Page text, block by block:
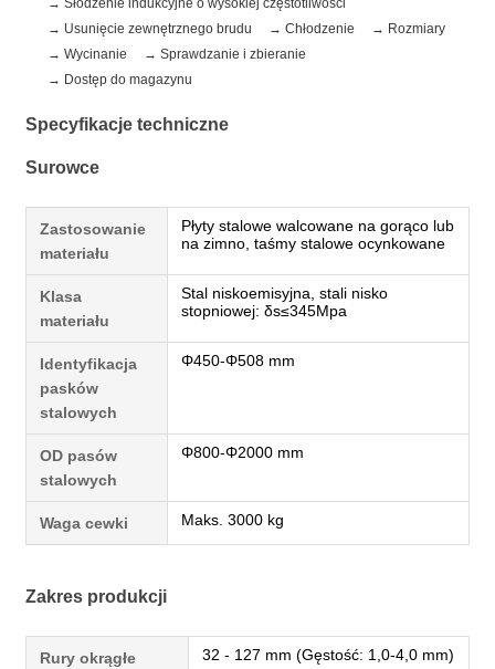
Słodzenie indukcyjne o wysokiej częstotliwości
Usunięcie zewnętrznego brudu
Chłodzenie
Rozmiary
Wycinanie
Sprawdzanie i zbieranie
Dostęp do magazynu
Specyfikacje techniczne
Surowce
Zastosowanie
materiału
Płyty stalowe walcowane na gorąco lub
na zimno, taśmy stalowe ocynkowane
Klasa
materiału
Stal niskoemisyjna, stali nisko
stopniowej: δs≤345Mpa
Identyfikacja
pasków
stalowych
Φ450-Φ508 mm
OD pasów
stalowych
Φ800-Φ2000 mm
Waga cewki Maks. 3000 kg
Zakres produkcji
Rury okrągłe 32 - 127 mm (Gęstość: 1,0-4,0 mm)